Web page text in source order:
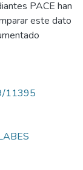
PACE han
este dato
11395